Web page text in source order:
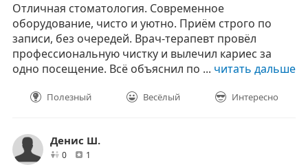
Отличная стоматология. Современное
оборудование, чисто и уютно. Приём строго по
записи, без очередей. Врач-терапевт провёл
профессиональную чистку и вылечил кариес за
одно посещение. Всё объяснил по ... читать дальше
Полезный Весёлый Интересно
Денис Ш.
0друзей1